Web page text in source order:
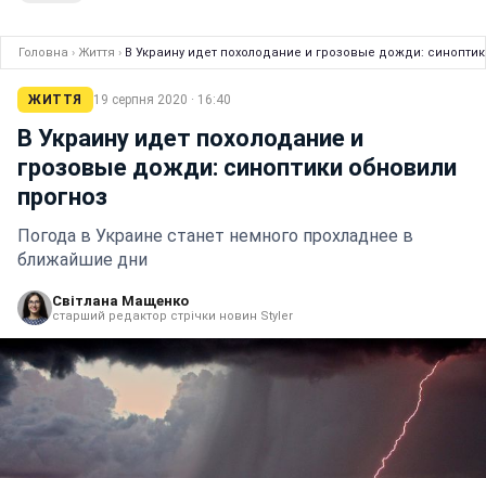
Головна › Життя › В Украину идет похолодание и грозовые дожди:
ЖИТТЯ 19 серпня 2020 · 16:40
В Украину идет похолодание и
грозовые дожди: синоптики обновили
прогноз
Погода в Украине станет немного прохладнее в
ближайшие дни
Світлана Мащенко
старший редактор стрічки новин Styler